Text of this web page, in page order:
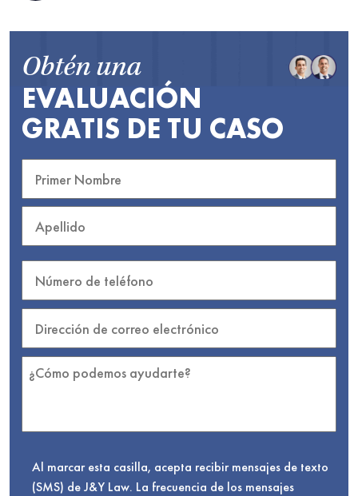
Obtén una
EVALUACIÓN
GRATIS DE TU CASO
Al marcar esta casilla, acepta recibir mensajes de texto
(SMS) de J&Y Law. La frecuencia de los mensajes